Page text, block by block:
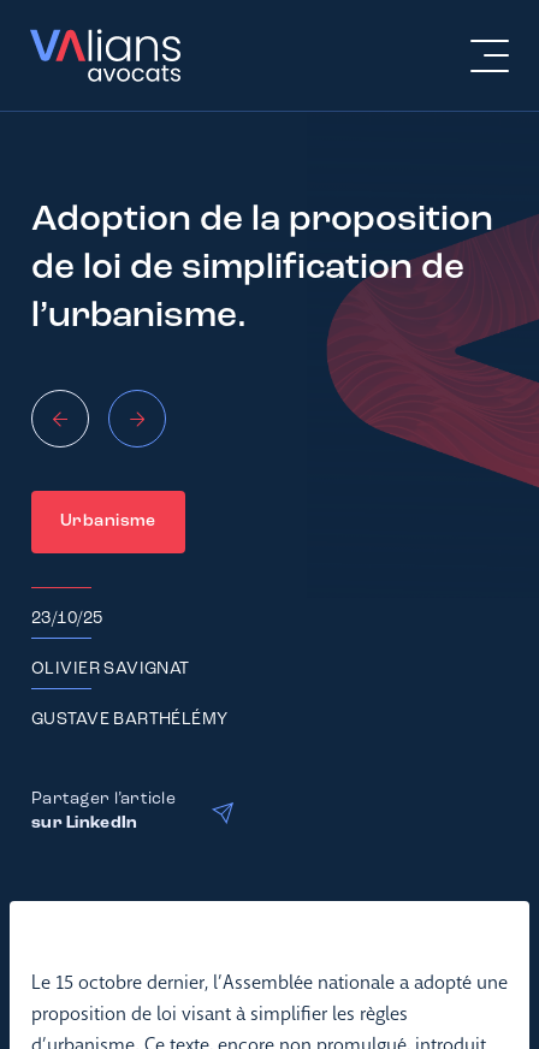
Adoption de la proposition
de loi de simplification de
l’urbanisme.
Urbanisme
23/10/25
OLIVIER SAVIGNAT
GUSTAVE BARTHÉLÉMY
Partager l’article
sur LinkedIn
Le 15 octobre dernier, l’Assemblée nationale a adopté une
proposition de loi visant à simplifier les règles